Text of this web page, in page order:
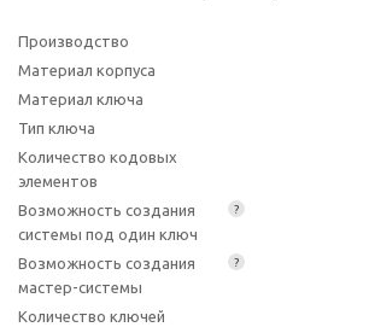
Производство
Материал корпуса
Материал ключа
Тип ключа
Количество кодовых
элементов
?
Возможность создания
системы под один ключ
?
Возможность создания
мастер-системы
Количество ключей